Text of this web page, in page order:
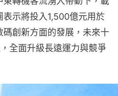
示將投入1,500億元用於
創新方面的發展，未來十
全面升級長遠運力與競爭